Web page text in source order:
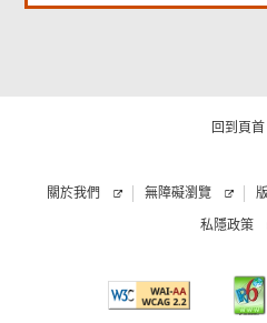
回到頁首
關於我們 無障礙瀏覽
私隱政策